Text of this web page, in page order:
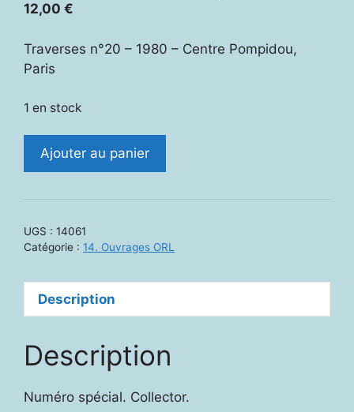
12,00 €
Traverses n°20 – 1980 – Centre Pompidou,
Paris
1 en stock
quantité
l'écoute
Ajouter au panier
UGS : 14061
Catégorie : 14. Ouvrages ORL
Description
Description
Numéro spécial. Collector.